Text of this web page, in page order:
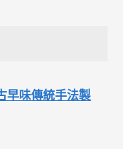
早味傳統手法製